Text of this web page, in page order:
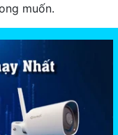
muốn.